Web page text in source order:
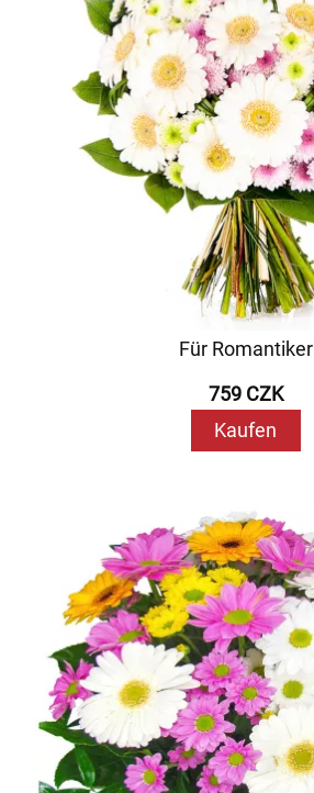
Für Romantiker
759 CZK
Kaufen